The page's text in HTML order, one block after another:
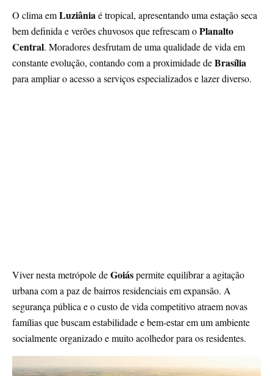
O clima emLuziâniaé tropical, apresentando uma estação seca
bem definida e verões chuvosos que refrescam oPlanalto
Central. Moradores desfrutam de uma qualidade de vida em
constante evolução, contando com a proximidade deBrasília
para ampliar o acesso a serviços especializados e lazer diverso.
Viver nesta metrópole deGoiáspermite equilibrar a agitação
urbana com a paz de bairros residenciais em expansão. A
segurança pública e o custo de vida competitivo atraem novas
famílias que buscam estabilidade e bem-estar em um ambiente
socialmente organizado e muito acolhedor para os residentes.